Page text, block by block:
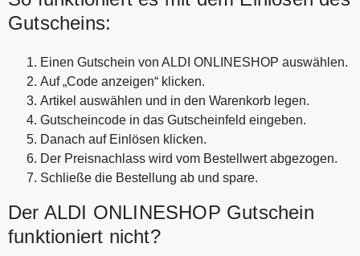
Gutscheins:
Einen Gutschein von ALDI ONLINESHOP auswählen.
Auf „Code anzeigen“ klicken.
Artikel auswählen und in den Warenkorb legen.
Gutscheincode in das Gutscheinfeld eingeben.
Danach auf Einlösen klicken.
Der Preisnachlass wird vom Bestellwert abgezogen.
Schließe die Bestellung ab und spare.
Der ALDI ONLINESHOP Gutschein
funktioniert nicht?